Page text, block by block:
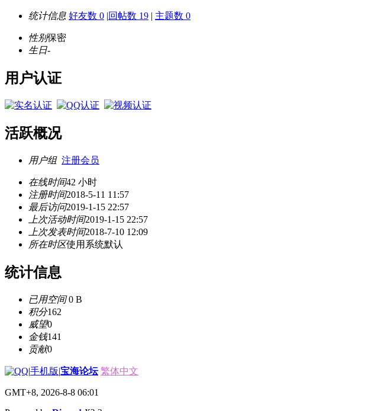
统计信息 好友数 0 |回帖数 19 | 主题数 0
性别保密
生日-
用户认证
活跃概况
用户组 注册会员
在线时间42 小时
注册时间2018-5-11 11:57
最后访问2019-1-15 22:57
上次活动时间2019-1-15 22:57
上次发表时间2018-7-10 12:09
所在时区使用系统默认
统计信息
已用空间0 B
积分162
威望0
金钱141
贡献0
|手机版|宝海论坛 繁体中文
GMT+8, 2026-8-8 06:01